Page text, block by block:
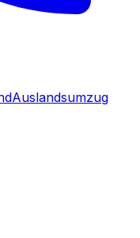
Auslandsumzug